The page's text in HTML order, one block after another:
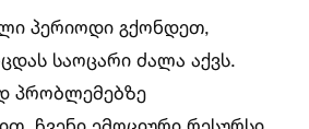
პერიოდი გქონდეთ,
საოცარი ძალა აქვს.
პრობლემებზე